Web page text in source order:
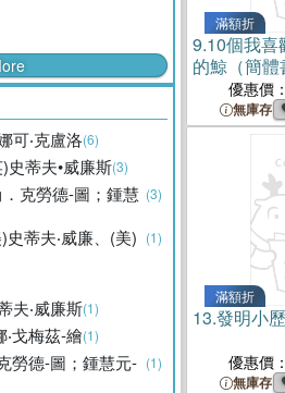
可‧克盧洛(6)
史蒂夫•威廉斯(3)
克勞德-圖；鍾慧 (3)
史蒂夫‧威廉、(美) (1)
夫‧威廉斯(1)
‧戈梅茲-繪(1)
勞德-圖；鍾慧元- (1)
滿額折
9.10個我喜
的鯨（簡體
優惠價
無庫存
滿額折
13.發明小
優惠價
無庫存